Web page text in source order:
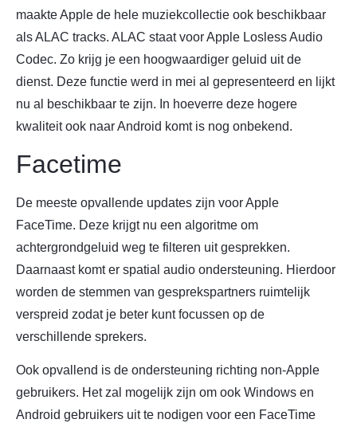
maakte Apple de hele muziekcollectie ook beschikbaar
als ALAC tracks. ALAC staat voor Apple Losless Audio
Codec. Zo krijg je een hoogwaardiger geluid uit de
dienst. Deze functie werd in mei al gepresenteerd en lijkt
nu al beschikbaar te zijn. In hoeverre deze hogere
kwaliteit ook naar Android komt is nog onbekend.
Facetime
De meeste opvallende updates zijn voor Apple
FaceTime. Deze krijgt nu een algoritme om
achtergrondgeluid weg te filteren uit gesprekken.
Daarnaast komt er spatial audio ondersteuning. Hierdoor
worden de stemmen van gesprekspartners ruimtelijk
verspreid zodat je beter kunt focussen op de
verschillende sprekers.
Ook opvallend is de ondersteuning richting non-Apple
gebruikers. Het zal mogelijk zijn om ook Windows en
Android gebruikers uit te nodigen voor een FaceTime